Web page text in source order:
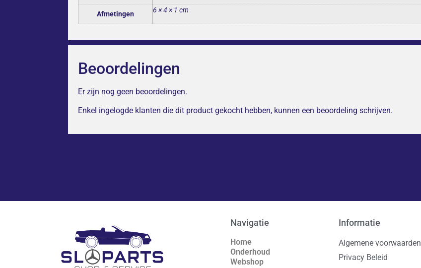
Afmetingen 6 × 4 × 1 cm
Beoordelingen
Er zijn nog geen beoordelingen.
Enkel ingelogde klanten die dit product gekocht hebben, kunnen een beoordeling schrijven.
Navigatie
Home
Onderhoud
Webshop
Informatie
Algemene voorwaarden
Privacy Beleid